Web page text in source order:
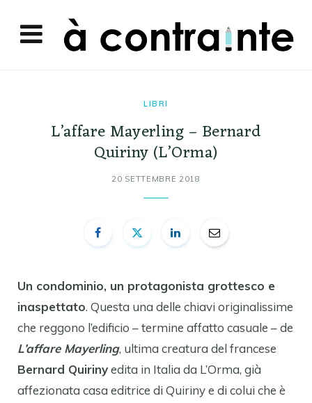
LIBRI
L’affare Mayerling – Bernard
Quiriny (L’Orma)
20 SETTEMBRE 2018
Un condominio, un protagonista grottesco e
inaspettato. Questa una delle chiavi originalissime
che reggono l’edificio – termine affatto casuale – de
L’affare Mayerling, ultima creatura del francese
Bernard Quirinyedita in Italia da L’Orma, già
affezionata casa editrice di Quiriny e di colui che è